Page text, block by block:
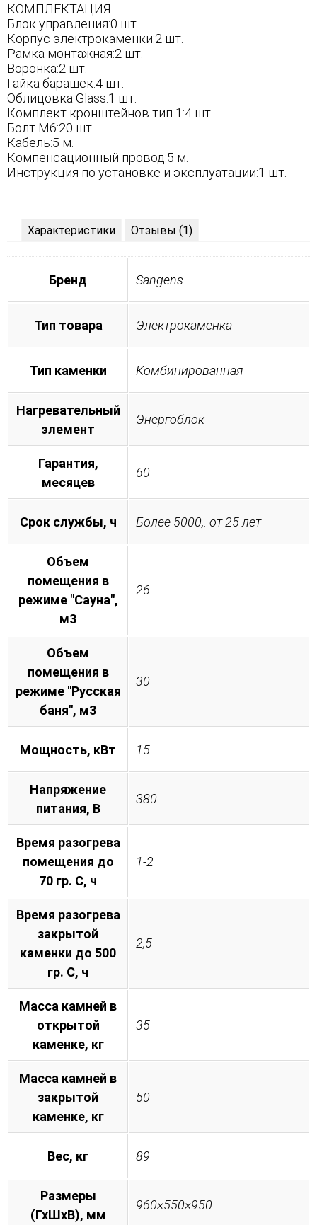
КОМПЛЕКТАЦИЯ
Блок управления:0 шт.
Корпус электрокаменки:2 шт.
Рамка монтажная:2 шт.
Воронка:2 шт.
Гайка барашек:4 шт.
Облицовка Glass:1 шт.
Комплект кронштейнов тип 1:4 шт.
Болт М6:20 шт.
Кабель:5 м.
Компенсационный провод:5 м.
Инструкция по установке и эксплуатации:1 шт.
Характеристики Отзывы (1)
Бренд Sangens
Тип товара Электрокаменка
Тип каменки Комбинированная
Нагревательный
элемент
Энергоблок
Гарантия,
месяцев
60
Срок службы, ч Более 5000,. от 25 лет
Объем
помещения в
режиме "Сауна",
м3
26
Объем
помещения в
режиме "Русская
баня", м3
30
Мощность, кВт 15
Напряжение
питания, B
380
Время разогрева
помещения до
70 гр. С, ч
1-2
Время разогрева
закрытой
каменки до 500
гр. С, ч
2,5
Масса камней в
открытой
каменке, кг
35
Масса камней в
закрытой
каменке, кг
50
Вес, кг 89
Размеры
(ГхШхВ), мм
960×550×950